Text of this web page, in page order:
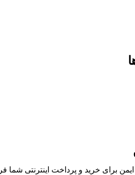
برای خرید و پرداخت اینترنتی